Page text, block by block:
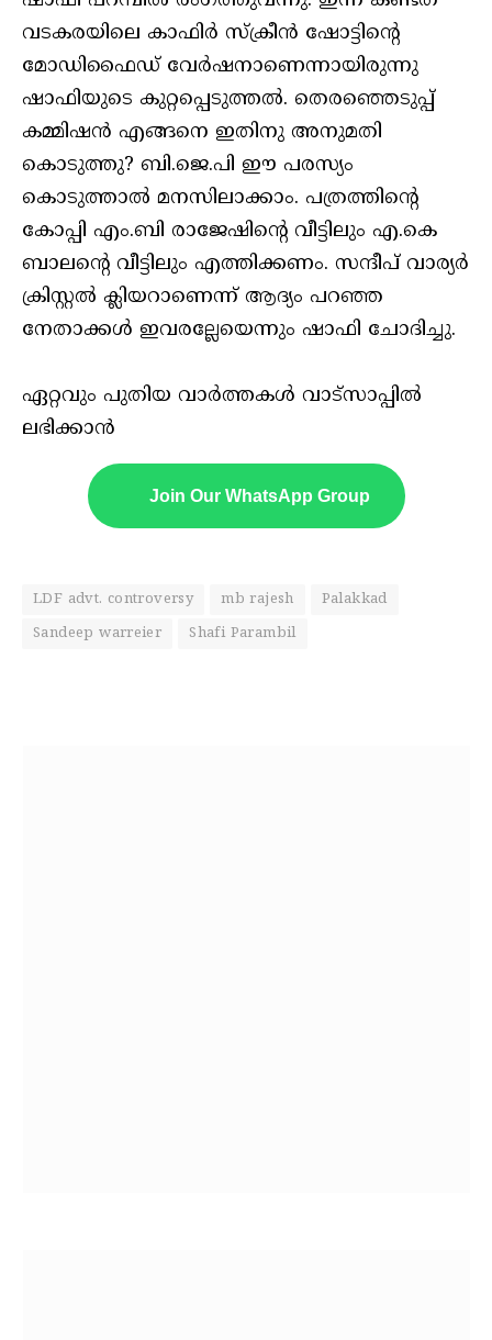
വടകരയിലെ കാഫിർ സ്‌ക്രീൻ ഷോട്ടിന്റെ
മോഡിഫൈഡ് വേർഷനാണെന്നായിരുന്നു
ഷാഫിയുടെ കുറ്റപ്പെടുത്തൽ. തെരഞ്ഞെടുപ്പ്
കമ്മിഷൻ എങ്ങനെ ഇതിനു അനുമതി
കൊടുത്തു? ബി.ജെ.പി ഈ പരസ്യം
കൊടുത്താൽ മനസിലാക്കാം. പത്രത്തിന്റെ
കോപ്പി എം.ബി രാജേഷിന്റെ വീട്ടിലും എ.കെ
ബാലന്റെ വീട്ടിലും എത്തിക്കണം. സന്ദീപ് വാര്യർ
ക്രിസ്റ്റൽ ക്ലിയറാണെന്ന് ആദ്യം പറഞ്ഞ
നേതാക്കൾ ഇവരല്ലേയെന്നും ഷാഫി ചോദിച്ചു.
ഏറ്റവും പുതിയ വാർത്തകൾ വാട്സാപ്പിൽ
ലഭിക്കാൻ
Join Our WhatsApp Group
LDF advt. controversy mb rajesh
Palakkad
Sandeep warreier
Shafi Parambil